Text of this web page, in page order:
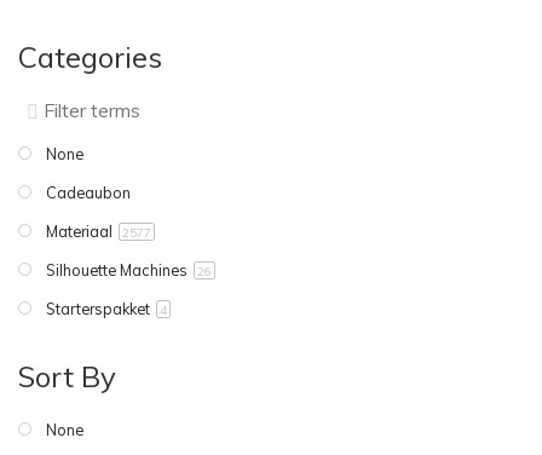
Categories
None
Cadeaubon
Materiaal
2577
Silhouette Machines 26
Starterspakket 4
Sort By
None